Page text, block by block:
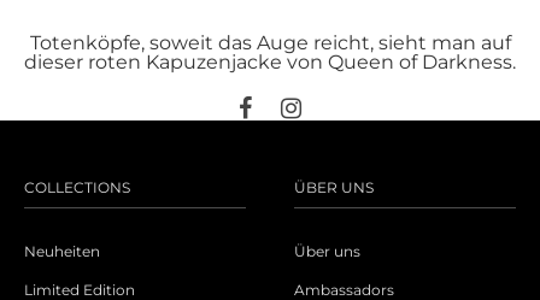
Totenköpfe, soweit das Auge reicht, sieht man auf
dieser roten Kapuzenjacke von Queen of Darkness.
COLLECTIONS
Neuheiten
Limited Edition
ÜBER UNS
Über uns
Ambassadors